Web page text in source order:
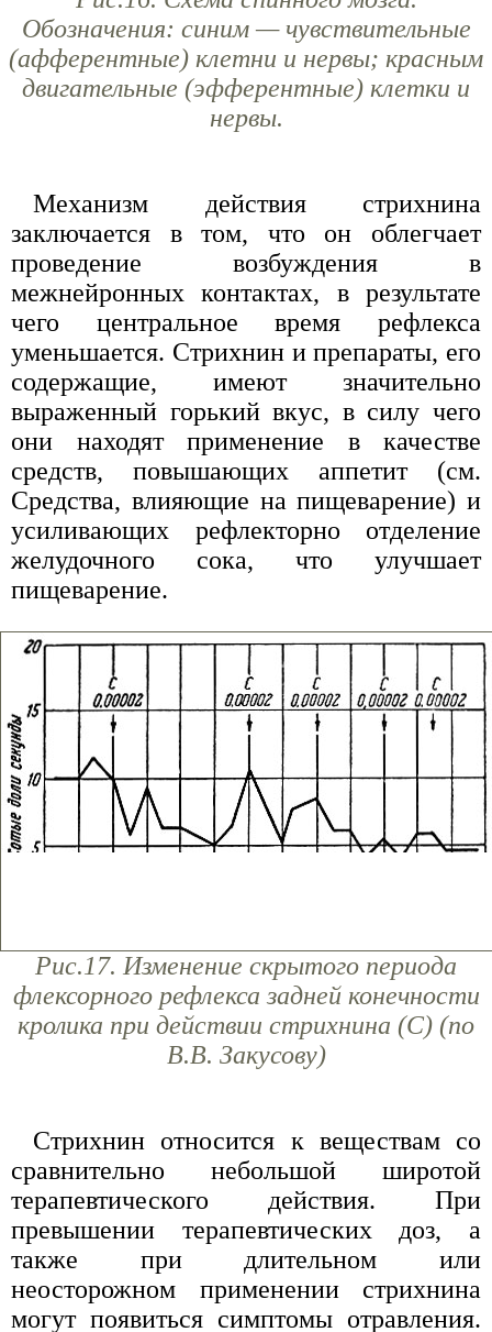
Обозначения: синим — чувствительные
(афферентные) клетни и нервы; красным
двигательные (эфферентные) клетки и
нервы.
Механизм действия стрихнина
заключается в том, что он облегчает
проведение возбуждения в
межнейронных контактах, в результате
чего центральное время рефлекса
уменьшается. Стрихнин и препараты, его
содержащие, имеют значительно
выраженный горький вкус, в силу чего
они находят применение в качестве
средств, повышающих аппетит (см.
Средства, влияющие на пищеварение) и
усиливающих рефлекторно отделение
желудочного сока, что улучшает
пищеварение.
Рис.17. Изменение скрытого периода
флексорного рефлекса задней конечности
кролика при действии стрихнина (С) (по
В.В. Закусову)
Стрихнин относится к веществам со
сравнительно небольшой широтой
терапевтического действия. При
превышении терапевтических доз, а
также при длительном или
неосторожном применении стрихнина
могут появиться симптомы отравления.